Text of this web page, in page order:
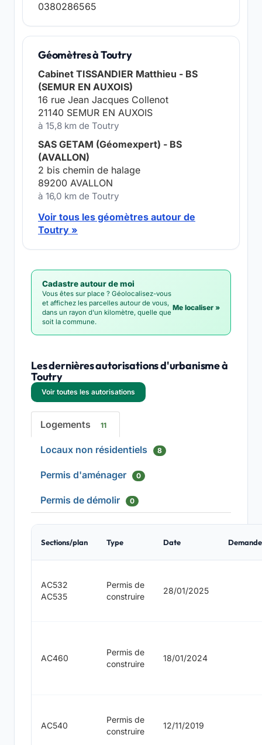
0380286565
Géomètres à Toutry
Cabinet TISSANDIER Matthieu - BS
(SEMUR EN AUXOIS)
16 rue Jean Jacques Collenot
21140 SEMUR EN AUXOIS
à 15,8 km de Toutry
SAS GETAM (Géomexpert) - BS
(AVALLON)
2 bis chemin de halage
89200 AVALLON
à 16,0 km de Toutry
Voir tous les géomètres autour de
Toutry »
Cadastre autour de moi
Vous êtes sur place ? Géolocalisez-vous
et affichez les parcelles autour de vous,
dans un rayon d'un kilomètre, quelle que
soit la commune.
Me localiser »
Les dernières autorisations d'urbanisme à
Toutry
Voir toutes les autorisations
Logements 11
Locaux non résidentiels 8
Permis d'aménager 0
Permis de démolir 0
Sections/plan Type Date
AC532
AC535
Permis de
construire
28/01/2025
AC460
Permis de
construire
18/01/2024
AC540
Permis de
construire
12/11/2019